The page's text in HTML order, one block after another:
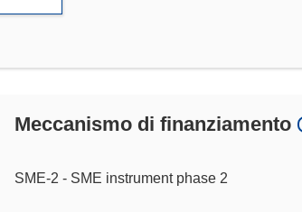
Meccanismo di finanziamento
SME-2 - SME instrument phase 2